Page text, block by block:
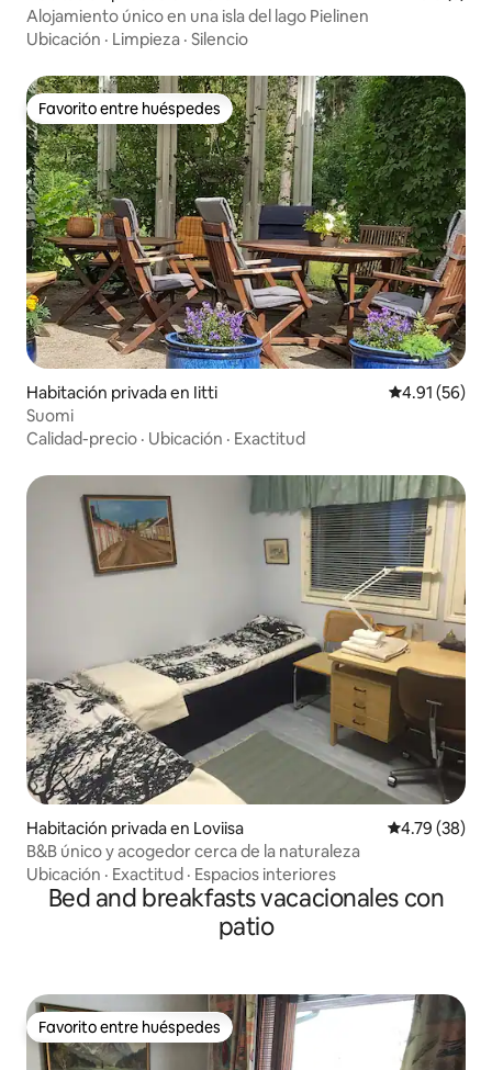
Alojamiento único en una isla del lago Pielinen
Ubicación · Limpieza · Silencio
Favorito entre huéspedes
Favorito entre huéspedes
Habitación privada en Iitti Calificación
4.91 (56)
Suomi
Calidad-precio · Ubicación · Exactitud
Habitación privada en Loviisa Calificación
4.79 (38)
B&B único y acogedor cerca de la naturaleza
Ubicación · Exactitud · Espacios interiores
Bed and breakfasts vacacionales con
patio
Favorito entre huéspedes
Favorito entre huéspedes